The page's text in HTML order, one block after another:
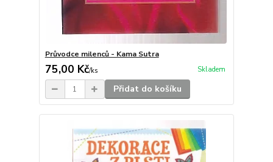
Průvodce milenců - Kama Sutra
75,00 Kč/ks Skladem
Přidat do košíku